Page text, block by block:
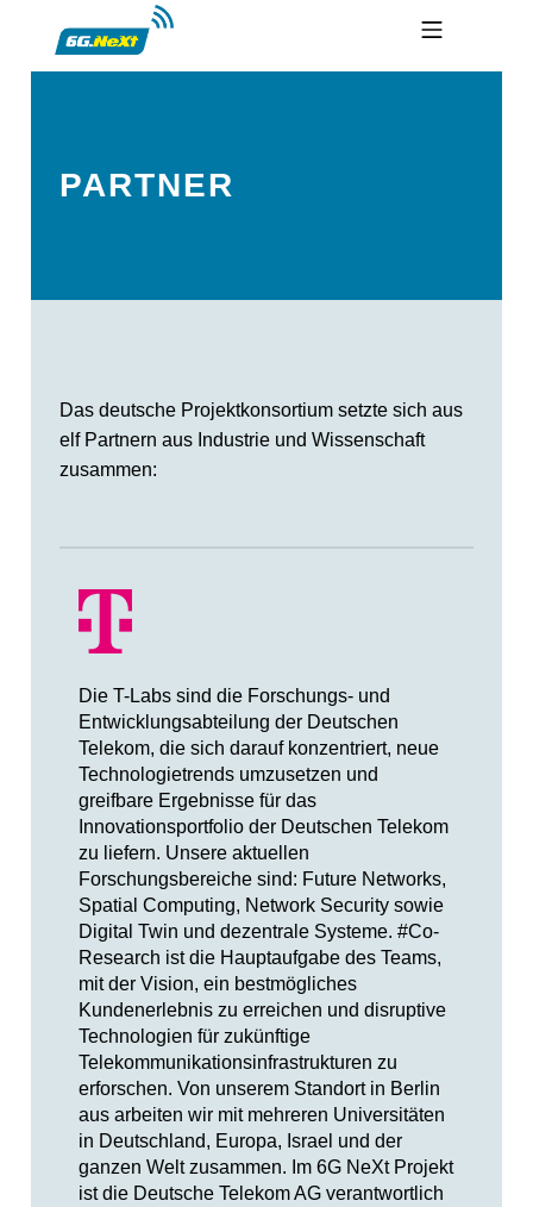
6G NEXT
PARTNER
Das deutsche Projektkonsortium setzte sich aus
elf Partnern aus Industrie und Wissenschaft
zusammen:
Die T-Labs sind die Forschungs- und
Entwicklungsabteilung der Deutschen
Telekom, die sich darauf konzentriert, neue
Technologietrends umzusetzen und
greifbare Ergebnisse für das
Innovationsportfolio der Deutschen Telekom
zu liefern. Unsere aktuellen
Forschungsbereiche sind: Future Networks,
Spatial Computing, Network Security sowie
Digital Twin und dezentrale Systeme. #Co-
Research ist die Hauptaufgabe des Teams,
mit der Vision, ein bestmögliches
Kundenerlebnis zu erreichen und disruptive
Technologien für zukünftige
Telekommunikationsinfrastrukturen zu
erforschen. Von unserem Standort in Berlin
aus arbeiten wir mit mehreren Universitäten
in Deutschland, Europa, Israel und der
ganzen Welt zusammen. Im 6G NeXt Projekt
ist die Deutsche Telekom AG verantwortlich